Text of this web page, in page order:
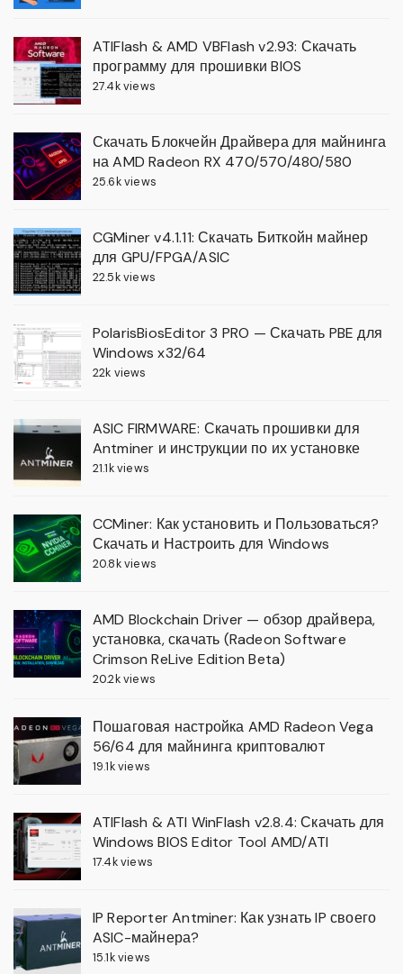
ATIFlash & AMD VBFlash v2.93: Скачать
программу для прошивки BIOS
27.4k views
Скачать Блокчейн Драйвера для майнинга
на AMD Radeon RX 470/570/480/580
25.6k views
CGMiner v4.1.11: Скачать Биткойн майнер
для GPU/FPGA/ASIC
22.5k views
PolarisBiosEditor 3 PRO — Скачать PBE для
Windows x32/64
22k views
ASIC FIRMWARE: Скачать прошивки для
Antminer и инструкции по их установке
21.1k views
CCMiner: Как установить и Пользоваться?
Скачать и Настроить для Windows
20.8k views
AMD Blockchain Driver — обзор драйвера,
установка, скачать (Radeon Software
Crimson ReLive Edition Beta)
20.2k views
Пошаговая настройка AMD Radeon Vega
56/64 для майнинга криптовалют
19.1k views
ATIFlash & ATI WinFlash v2.8.4: Скачать для
Windows BIOS Editor Tool AMD/ATI
17.4k views
IP Reporter Antminer: Как узнать IP своего
ASIC-майнера?
15.1k views